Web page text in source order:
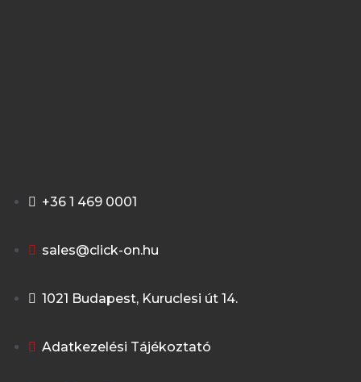
+36 1 469 0001
sales@click-on.hu
1021 Budapest, Kuruclesi út 14.
Adatkezelési Tájékoztató